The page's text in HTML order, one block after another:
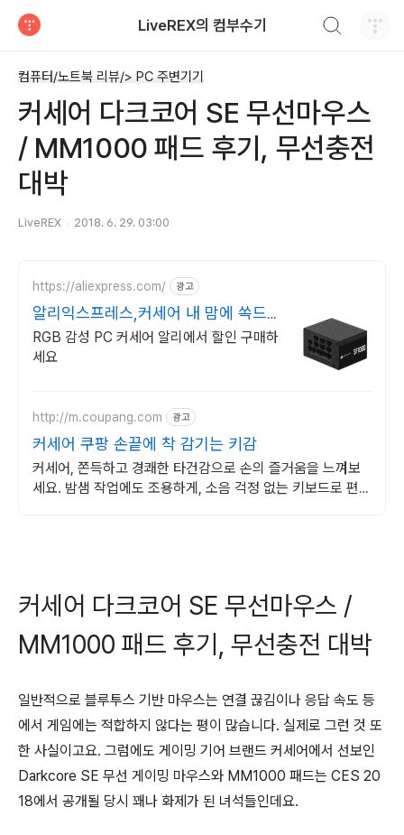
LiveREX의 컴부수기
컴퓨터/노트북 리뷰/> PC 주변기기
커세어 다크코어 SE 무선마우스
/ MM1000 패드 후기, 무선충전
대박
LiveREX 2018. 6. 29. 03:00
https://aliexpress.com/ 광고
알리익스프레스,커세어 내 맘에 쏙드는
오늘의 특가
RGB 감성 PC 커세어 알리에서 할인 구매하
세요
http://m.coupang.com 광고
커세어 쿠팡 손끝에 착 감기는 키감
커세어, 쫀득하고 경쾌한 타건감으로 손의 즐거움을 느껴보
세요. 밤샘 작업에도 조용하게, 소음 걱정 없는 키보드로 편안
커세어 다크코어 SE 무선마우스 /
MM1000 패드 후기, 무선충전 대박
일반적으로 블루투스 기반 마우스는 연결 끊김이나 응답 속도 등
에서 게임에는 적합하지 않다는 평이 많습니다. 실제로 그런 것 또
한 사실이고요. 그럼에도 게이밍 기어 브랜드 커세어에서 선보인
Darkcore SE 무선 게이밍 마우스와 MM1000 패드는 CES 20
18에서 공개될 당시 꽤나 화제가 된 녀석들인데요.